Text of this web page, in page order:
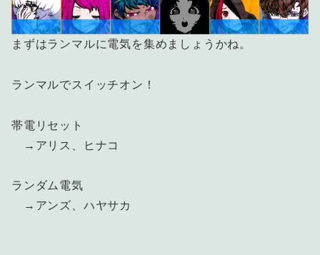
まずはランマルに電気を集めましょうかね。
ランマルでスイッチオン！
帯電リセット
→アリス、ヒナコ
ランダム電気
→アンズ、ハヤサカ